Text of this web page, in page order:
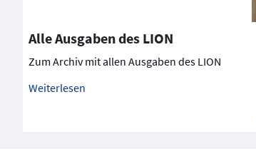
Alle Ausgaben des LION
Zum Archiv mit allen Ausgaben des LION
Weiterlesen